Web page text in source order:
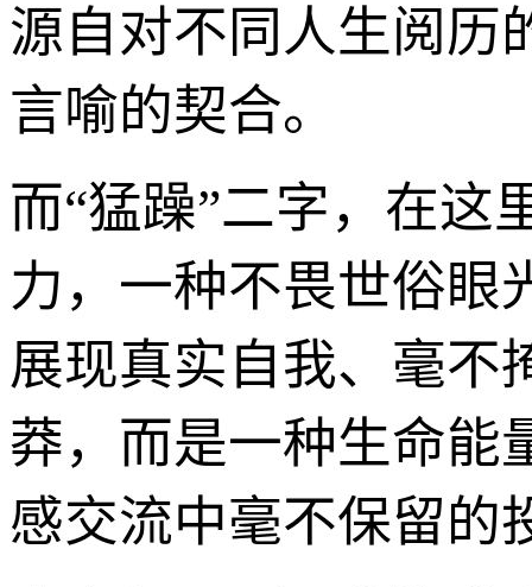
源自对不同人生阅历
言喻的契合。
而“猛躁”二字，在这
力，一种不畏世俗眼
展现真实自我、毫不
莽，而是一种生命能
感交流中毫不保留的